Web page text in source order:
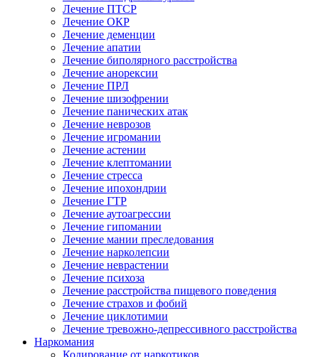
Лечение ПТСР
Лечение ОКР
Лечение деменции
Лечение апатии
Лечение биполярного расстройства
Лечение анорексии
Лечение ПРЛ
Лечение шизофрении
Лечение панических атак
Лечение неврозов
Лечение игромании
Лечение астении
Лечение клептомании
Лечение стресса
Лечение ипохондрии
Лечение ГТР
Лечение аутоагрессии
Лечение гипомании
Лечение мании преследования
Лечение нарколепсии
Лечение неврастении
Лечение психоза
Лечение расстройства пищевого поведения
Лечение страхов и фобий
Лечение циклотимии
Лечение тревожно-депрессивного расстройства
Наркомания
Кодирование от наркотиков